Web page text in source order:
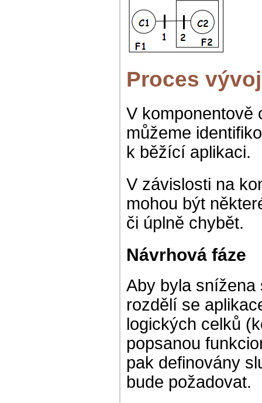
Proces
V komponentově
můžeme
k běžící aplikaci.
V závislosti na
mohou být
či úplně chybět.
Návrhová fáze
Aby byla snížena
rozdělí se
logických celků
popsanou
pak definovány
bude požadovat.